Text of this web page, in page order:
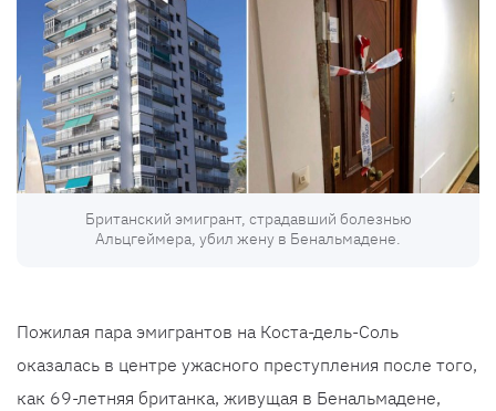
Британский эмигрант, страдавший болезнью
Альцгеймера, убил жену в Бенальмадене.
Пожилая пара эмигрантов на Коста-дель-Соль
оказалась в центре ужасного преступления после того,
как 69-летняя британка, живущая в Бенальмадене,